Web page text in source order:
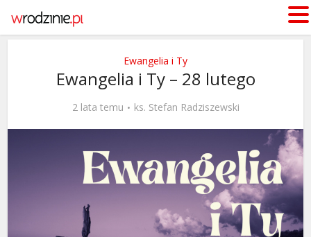
Ewangelia i Ty
Ewangelia i Ty – 28 lutego
2 lata temu ks. Stefan Radziszewski